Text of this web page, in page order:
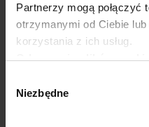
Partnerzy mogą połączyć
otrzymanymi od Ciebie
korzystania z ich usług.
Odrzucenie plików
oferowanych na naszej
zgody
Niezbędne
prof.
Paweł Bogdański